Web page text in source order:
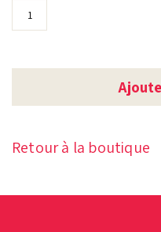
Retour à la boutique